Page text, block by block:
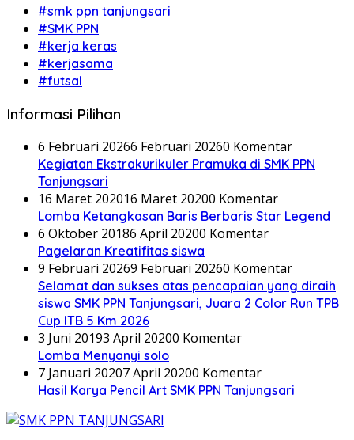
#smk ppn tanjungsari
#SMK PPN
#kerja keras
#kerjasama
#futsal
Informasi Pilihan
6 Februari 20266 Februari 20260 Komentar
Kegiatan Ekstrakurikuler Pramuka di SMK PPN
Tanjungsari
16 Maret 202016 Maret 20200 Komentar
Lomba Ketangkasan Baris Berbaris Star Legend
6 Oktober 20186 April 20200 Komentar
Pagelaran Kreatifitas siswa
9 Februari 20269 Februari 20260 Komentar
Selamat dan sukses atas pencapaian yang diraih
siswa SMK PPN Tanjungsari, Juara 2 Color Run TPB
Cup ITB 5 Km 2026
3 Juni 20193 April 20200 Komentar
Lomba Menyanyi solo
7 Januari 20207 April 20200 Komentar
Hasil Karya Pencil Art SMK PPN Tanjungsari